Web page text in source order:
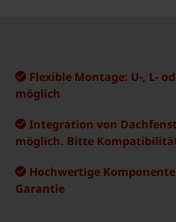
Flexible Montage: U-, L-
möglich
Integration von
möglich. Bitte
Hochwertige
Garantie